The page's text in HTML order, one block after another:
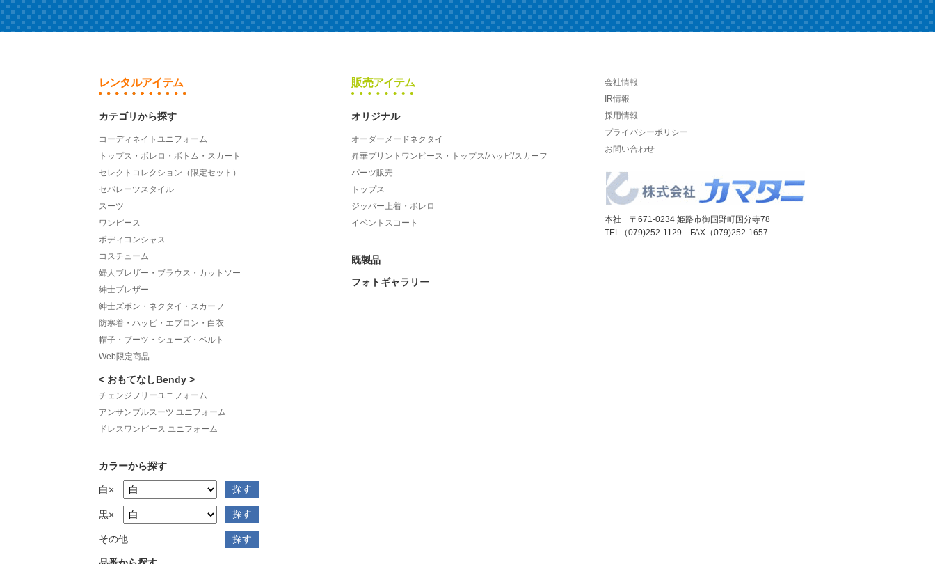
レンタルアイテム
カテゴリから探す
コーディネイトユニフォーム
トップス・ボレロ・ボトム・スカート
セレクトコレクション（限定セット）
セパレーツスタイル
スーツ
ワンピース
ボディコンシャス
コスチューム
婦人ブレザー・ブラウス・カットソー
紳士ブレザー
紳士ズボン・ネクタイ・スカーフ
防寒着・ハッピ・エプロン・白衣
帽子・ブーツ・シューズ・ベルト
Web限定商品
< おもてなしBendy >
チェンジフリーユニフォーム
アンサンブルスーツ ユニフォーム
ドレスワンピース ユニフォーム
カラーから探す
白×
黒×
その他
販売アイテム
オリジナル
オーダーメードネクタイ
昇華プリントワンピース・トップス/ハッピ/スカーフ
パーツ販売
トップス
ジッパー上着・ボレロ
イベントスコート
既製品
フォトギャラリー
会社情報
IR情報
採用情報
プライバシーポリシー
お問い合わせ
本社 〒671-0234 姫路市御国野町国分寺78
TEL（079)252-1129 FAX（079)252-1657